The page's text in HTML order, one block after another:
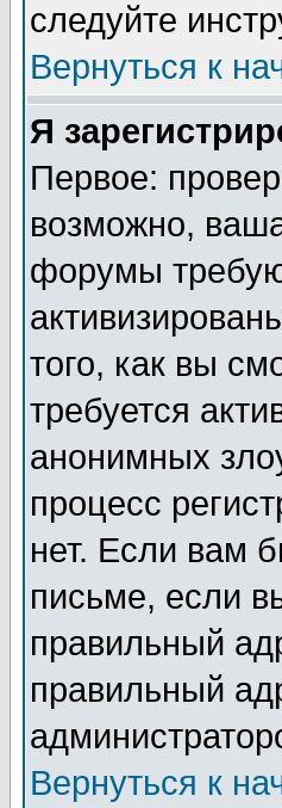
следуйте
Вернуться к
Я
Первое:
возможно,
форумы
того, как вы
требуется
анонимных
процесс
нет. Если вам
письме, если
правильный
правильный
Вернуться к